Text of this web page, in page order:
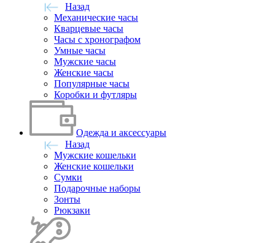
Назад
Механические часы
Кварцевые часы
Часы с хронографом
Умные часы
Мужские часы
Женские часы
Популярные часы
Коробки и футляры
Одежда и аксессуары
Назад
Мужские кошельки
Женские кошельки
Сумки
Подарочные наборы
Зонты
Рюкзаки